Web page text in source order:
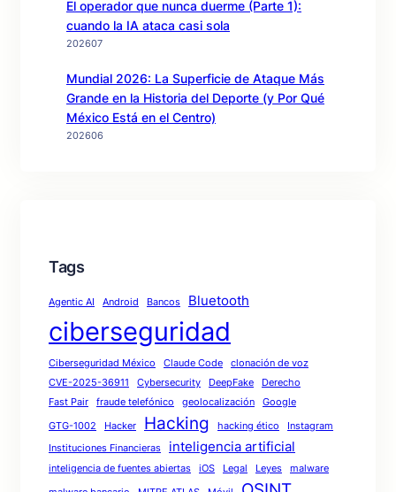
El operador que nunca duerme (Parte 1):
cuando la IA ataca casi sola
202607
Mundial 2026: La Superficie de Ataque Más
Grande en la Historia del Deporte (y Por Qué
México Está en el Centro)
202606
Tags
Agentic AI Android Bancos Bluetooth
ciberseguridad
Ciberseguridad México Claude Code
clonación de voz
CVE-2025-36911
Cybersecurity DeepFake
Derecho
Fast Pair
fraude telefónico geolocalización Google
GTG-1002 Hacker Hacking hacking ético
Instagram
Instituciones Financieras
inteligencia artificial
inteligencia de fuentes abiertas iOS Legal Leyes malware